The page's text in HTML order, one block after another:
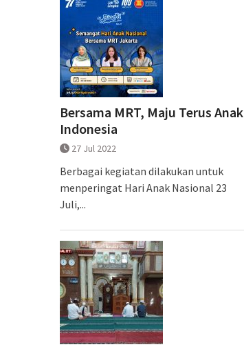
Bersama MRT, Maju Terus Anak
Indonesia
27 Jul 2022
Berbagai kegiatan dilakukan untuk
menperingat Hari Anak Nasional 23
Juli,...